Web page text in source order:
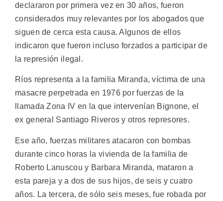
declararon por primera vez en 30 años, fueron
considerados muy relevantes por los abogados que
siguen de cerca esta causa. Algunos de ellos
indicaron que fueron incluso forzados a participar de
la represión ilegal.
Ríos representa a la familia Miranda, víctima de una
masacre perpetrada en 1976 por fuerzas de la
llamada Zona IV en la que intervenían Bignone, el
ex general Santiago Riveros y otros represores.
Ese año, fuerzas militares atacaron con bombas
durante cinco horas la vivienda de la familia de
Roberto Lanuscou y Barbara Miranda, mataron a
esta pareja y a dos de sus hijos, de seis y cuatro
años. La tercera, de sólo seis meses, fue robada por